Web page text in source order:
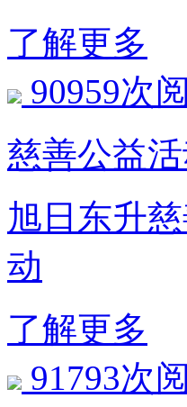
了解更多
90959次
慈善公益
旭日东升
动
了解更多
91793次